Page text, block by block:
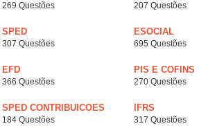
269 Questões 207 Questões
SPED
307 Questões
ESOCIAL
695 Questões
EFD
366 Questões
PIS E COFINS
270 Questões
SPED CONTRIBUICOES
184 Questões
IFRS
317 Questões